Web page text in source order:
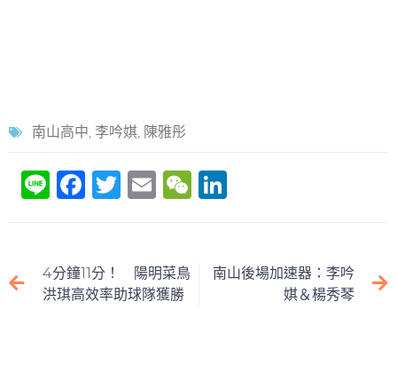
南山高中, 李吟娸, 陳雅彤
Li F
e
b
T
er
E
l
W
e
4分鐘11分！ 陽明菜鳥
洪琪高效率助球隊獲勝
南山後場加速器：李吟
娸＆楊秀琴